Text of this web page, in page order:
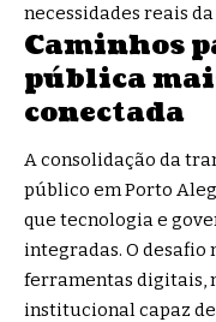
necessidades reais
Caminhos
pública
conectada
A consolidação da
público em Porto
que tecnologia e
integradas. O desafio
ferramentas digitais,
institucional capaz